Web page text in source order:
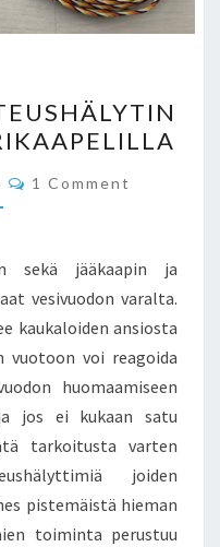
Comments
1 Comment
sekä jääkaapin ja
vesivuodon varalta.
kaukaloiden ansiosta
voi reagoida
huomaamiseen
jos ei kukaan satu
tarkoitusta varten
joiden
pistemäistä hieman
toiminta perustuu